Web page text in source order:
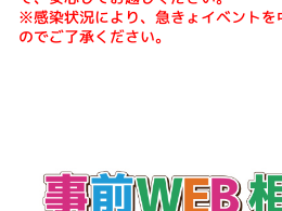
※感染状況により、急きょイベントを
のでご了承ください。